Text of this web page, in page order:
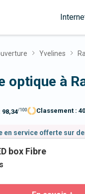
Yvelines
optique à
98,34/100 Classement :
en service offerte sur
box Fibre